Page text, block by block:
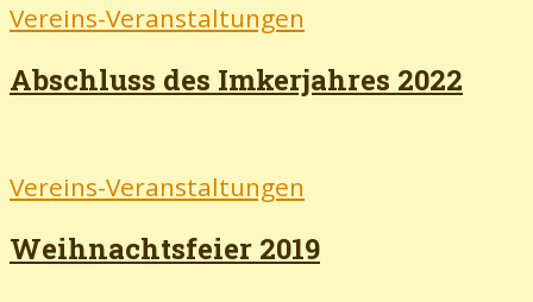
Vereins-Veranstaltungen
Abschluss des Imkerjahres 2022
Vereins-Veranstaltungen
Weihnachtsfeier 2019